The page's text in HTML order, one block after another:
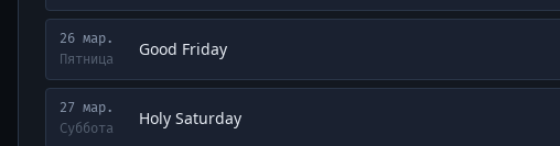
26 мар.
Пятница
Good Friday
27 мар.
Суббота
Holy Saturday